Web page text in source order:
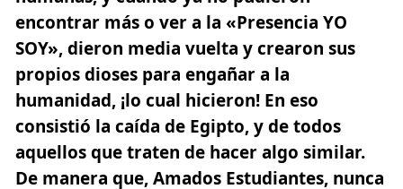
encontrar más o ver a la «Presencia YO
SOY», dieron media vuelta y crearon sus
propios dioses para engañar a la
humanidad, ¡lo cual hicieron! En eso
consistió la caída de Egipto, y de todos
aquellos que traten de hacer algo similar.
De manera que, Amados Estudiantes, nunca